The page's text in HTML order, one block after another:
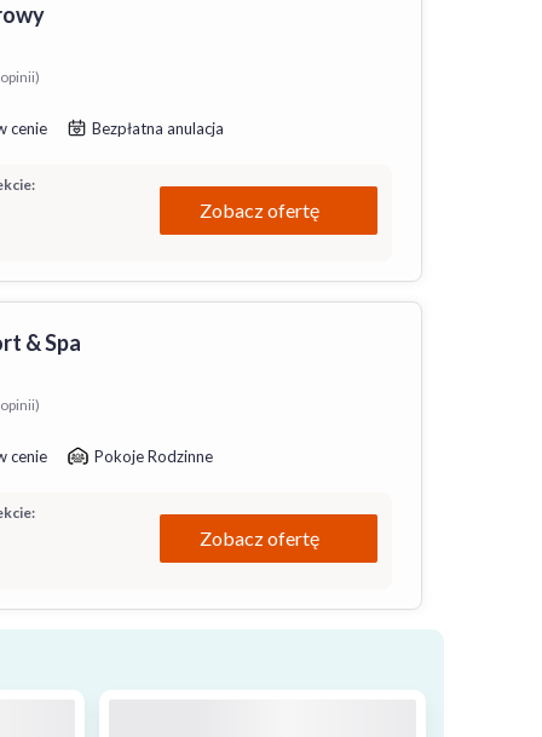
cenie Bezpłatna anulacja
Zobacz ofertę
& Spa
cenie Pokoje Rodzinne
Zobacz ofertę